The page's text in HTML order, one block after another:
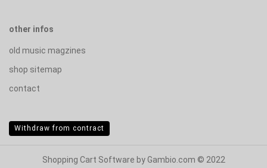
other infos
old music magzines
shop sitemap
contact
Withdraw from contract
Shopping Cart Software by Gambio.com © 2022